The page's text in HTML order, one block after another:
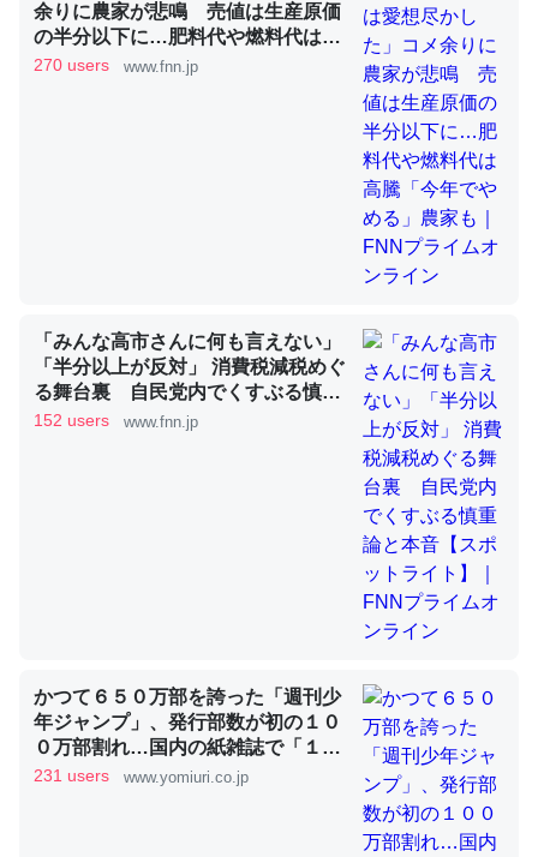
─GPTの仕組みと限界についての考察（１） - conceptualization
昆虫ってカルシウム少ないのか。知らんかった。調べたら
コオロギのカルシウム分はエビの600分の1程度。
─ニュース :: 【研究発表】昆虫学の大問題＝「昆虫はなぜ海にいな
論文では「淡水はカルシウムも酸素も不足してて両方に不
利だから両方が拮抗してるのでは」とあって面白い。海に
いる鋏角類（カブトガニ・ウミグモ）はカルシウムを使わ
ずキチンを強化してる筈だが、酵素が違うのか？
─ニュース :: 【研究発表】昆虫学の大問題＝「昆虫はなぜ海にいな
これを元に考えるとカルシウムを大量に使う脊椎動物と貝
類は苦労してるんだな…。腹足類だと殻を無くしてナメク
ジになったり努力してるし。
─ニュース :: 【研究発表】昆虫学の大問題＝「昆虫はなぜ海にいな
余りに農家が悲鳴 売値は生産原価
の半分以下に…肥料代や燃料代は高
騰「今年でやめる」農家も｜FNNプ
270 users www.fnn.jp
「みんな高市さんに何も言えない」
「半分以上が反対」 消費税減税めぐ
る舞台裏 自民党内でくすぶる慎重
論と本音【スポットライト】｜FNN
152 users www.fnn.jp
かつて６５０万部を誇った「週刊少
年ジャンプ」、発行部数が初の１０
０万部割れ…国内の紙雑誌で「１０
０万部超」ゼロに
231 users www.yomiuri.co.jp